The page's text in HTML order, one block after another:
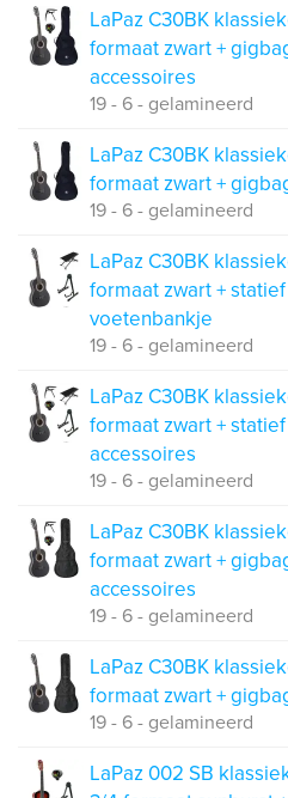
LaPaz C30BK
formaat zwart +
accessoires
19 - 6 - gelamineerd
LaPaz C30BK
formaat zwart +
19 - 6 - gelamineerd
LaPaz C30BK
formaat zwart + statief
voetenbankje
19 - 6 - gelamineerd
LaPaz C30BK
formaat zwart + statief
accessoires
19 - 6 - gelamineerd
LaPaz C30BK
formaat zwart +
accessoires
19 - 6 - gelamineerd
LaPaz C30BK
formaat zwart +
19 - 6 - gelamineerd
LaPaz 002 SB